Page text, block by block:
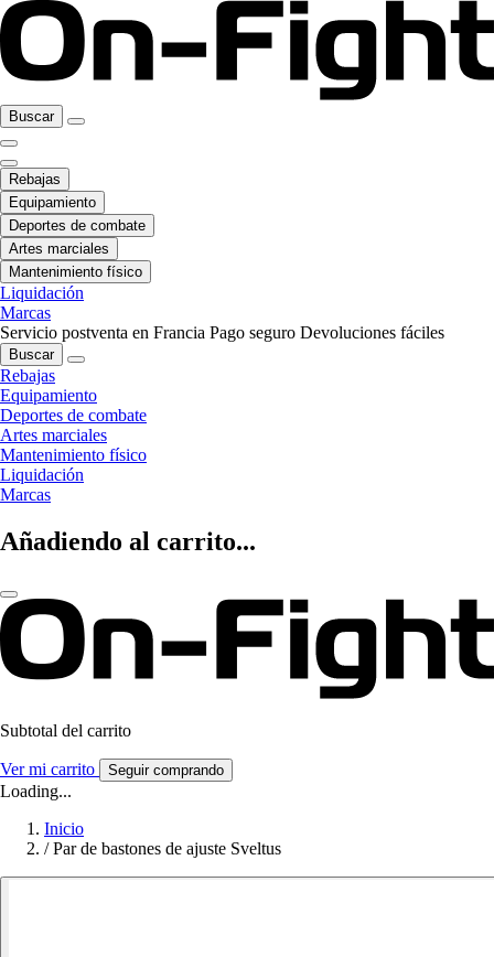
Buscar
Rebajas
Equipamiento
Deportes de combate
Artes marciales
Mantenimiento físico
Liquidación
Marcas
Servicio postventa en Francia Pago seguro Devoluciones fáciles
Buscar
Rebajas
Equipamiento
Deportes de combate
Artes marciales
Mantenimiento físico
Liquidación
Marcas
Añadiendo al carrito...
Subtotal del carrito
Ver mi carrito Seguir comprando
Loading...
Inicio
/ Par de bastones de ajuste Sveltus